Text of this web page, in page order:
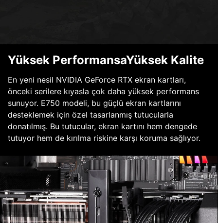
Yüksek PerformansaYüksek Kalite
En yeni nesil NVIDIA GeForce RTX ekran kartları,
önceki serilere kıyasla çok daha yüksek performans
sunuyor. E750 modeli, bu güçlü ekran kartlarını
desteklemek için özel tasarlanmış tutucularla
donatılmış. Bu tutucular, ekran kartını hem dengede
tutuyor hem de kırılma riskine karşı koruma sağlıyor.